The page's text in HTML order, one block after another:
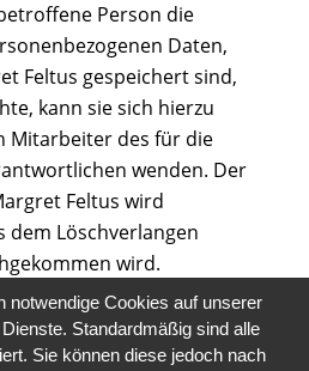
Person die
Daten,
Feltus gespeichert sind,
kann sie sich hierzu
Mitarbeiter des für die
wenden. Der
Feltus wird
dem Löschverlangen
wird.
Daten von
öffentlich gemacht und ist
notwendige Cookies auf unserer
Standardmäßig sind alle
Sie können diese jedoch nach